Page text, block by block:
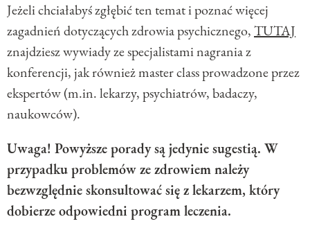
Jeżeli chciałabyś zgłębić ten temat i poznać więcej
zagadnień dotyczących zdrowia psychicznego,TUTAJ
znajdziesz wywiady ze specjalistami nagrania z
konferencji, jak również master class prowadzone przez
ekspertów (m.in. lekarzy, psychiatrów, badaczy,
naukowców).
Uwaga! Powyższe porady są jedynie sugestią. W
przypadku problemów ze zdrowiem należy
bezwzględnie skonsultować się z lekarzem, który
dobierze odpowiedni program leczenia.